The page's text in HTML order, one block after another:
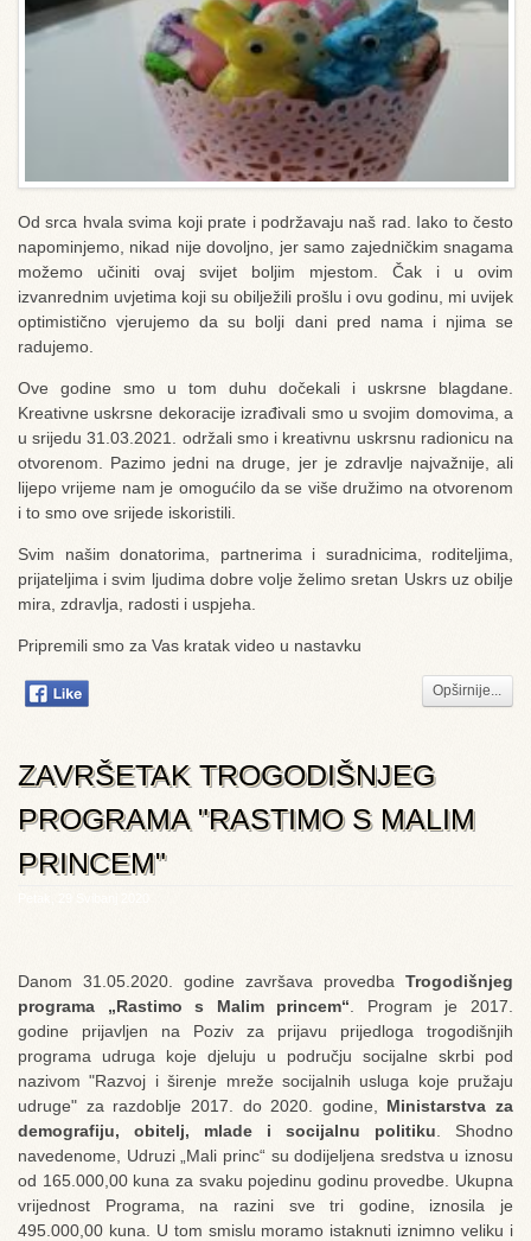
Od srca hvala svima koji prate i podržavaju naš rad. Iako to često
napominjemo, nikad nije dovoljno, jer samo zajedničkim snagama
možemo učiniti ovaj svijet boljim mjestom. Čak i u ovim
izvanrednim uvjetima koji su obilježili prošlu i ovu godinu, mi uvijek
optimistično vjerujemo da su bolji dani pred nama i njima se
radujemo.
Ove godine smo u tom duhu dočekali i uskrsne blagdane.
Kreativne uskrsne dekoracije izrađivali smo u svojim domovima, a
u srijedu 31.03.2021. održali smo i kreativnu uskrsnu radionicu na
otvorenom. Pazimo jedni na druge, jer je zdravlje najvažnije, ali
lijepo vrijeme nam je omogućilo da se više družimo na otvorenom
i to smo ove srijede iskoristili.
Svim našim donatorima, partnerima i suradnicima, roditeljima,
prijateljima i svim ljudima dobre volje želimo sretan Uskrs uz obilje
mira, zdravlja, radosti i uspjeha.
Pripremili smo za Vas kratak video u nastavku
Opširnije...
ZAVRŠETAK TROGODIŠNJEG
PROGRAMA "RASTIMO S MALIM
PRINCEM"
Danom 31.05.2020. godine završava provedba Trogodišnjeg
programa „Rastimo s Malim princem“ . Program je 2017.
godine prijavljen na Poziv za prijavu prijedloga trogodišnjih
programa udruga koje djeluju u području socijalne skrbi pod
nazivom "Razvoj i širenje mreže socijalnih usluga koje pružaju
udruge" za razdoblje 2017. do 2020. godine, Ministarstva za
demografiju, obitelj, mlade i socijalnu politiku . Shodno
navedenome, Udruzi „Mali princ“ su dodijeljena sredstva u iznosu
od 165.000,00 kuna za svaku pojedinu godinu provedbe. Ukupna
vrijednost Programa, na razini sve tri godine, iznosila je
495.000,00 kuna. U tom smislu moramo istaknuti iznimno veliku i